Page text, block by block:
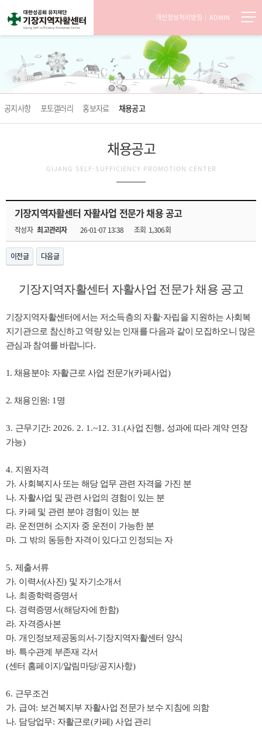
개인정보처리방침 ADMIN
공지사항 포토갤러리 홍보자료 채용공고
채용공고
GIJANG SELF-SUFFICIENCY PROMOTION CENTER
기장지역자활센터 자활사업 전문가 채용 공고
작성자 최고관리자 26-01-07 13:38 조회 1,306회
이전글 다음글
기장지역자활센터 자활사업 전문가 채용 공고
기장지역자활센터에서는 저소득층의 자활·자립을 지원하는 사회복
지기관으로 참신하고 역량 있는 인재를 다음과 같이 모집하오니 많은
관심과 참여를 바랍니다.
1. 채용분야: 자활근로 사업 전문가(카페사업)
2. 채용인원: 1 명
3. 근무기간: 2026. 2. 1.~12. 31.(사업 진행, 성과에 따라 계약 연장
가능)
4. 지원자격
가.사회복지사 또는 해당 업무 관련 자격을 가진 분
나. 자활사업 및 관련 사업의 경험이 있는 분
다. 카페 및 관련 분야 경험이 있는 분
라. 운전면허 소지자 중 운전이 가능한 분
마. 그 밖의 동등한 자격이 있다고 인정되는 자
5. 제출서류
가. 이력서(사진 ) 및 자기소개서
나. 최종학력증명서
다. 경력증명서(해당자에 한함)
라. 자격증사본
마. 개인정보제공동의서-기장지역자활센터 양식
바. 특수관계 부존재 각서
(센터 홈페이지/알림마당/공지사항)
6. 근무조건
가. 급여: 보건복지부 자활사업 전문가 보수 지침에 의함
나. 담당업무: 자활근로(카페)사업 관리